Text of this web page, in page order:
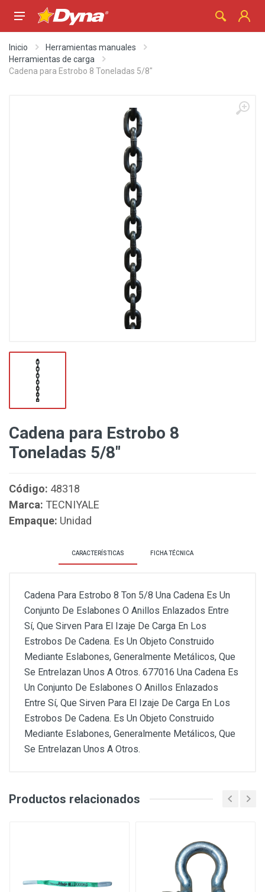
Inicio
Herramientas manuales
Herramientas de carga
Cadena para Estrobo 8 Toneladas 5/8"
Cadena para Estrobo 8
Toneladas 5/8"
Código: 48318
Marca: TECNIYALE
Empaque: Unidad
CARACTERÍSTICAS FICHA TÉCNICA
Cadena Para Estrobo 8 Ton 5/8 Una Cadena Es Un
Conjunto De Eslabones O Anillos Enlazados Entre
Sí, Que Sirven Para El Izaje De Carga En Los
Estrobos De Cadena. Es Un Objeto Construido
Mediante Eslabones, Generalmente Metálicos, Que
Se Entrelazan Unos A Otros. 677016 Una Cadena Es
Un Conjunto De Eslabones O Anillos Enlazados
Entre Sí, Que Sirven Para El Izaje De Carga En Los
Estrobos De Cadena. Es Un Objeto Construido
Mediante Eslabones, Generalmente Metálicos, Que
Se Entrelazan Unos A Otros.
Productos relacionados